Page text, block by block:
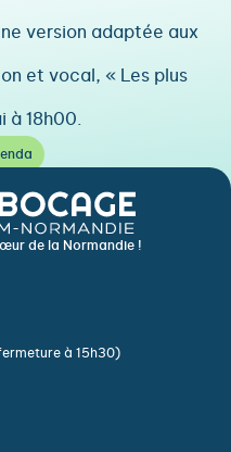
version adaptée aux
et vocal, « Les plus
à 18h00.
de la Normandie !
à 15h30)